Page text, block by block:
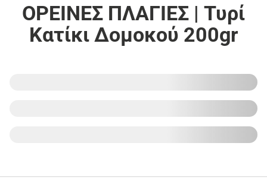
ΟΡΕΙΝΕΣ ΠΛΑΓΙΕΣ | Τυρί
Κατίκι Δομοκού 200gr